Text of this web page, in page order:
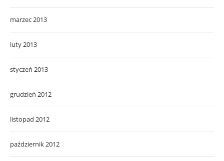
marzec 2013
luty 2013
styczeń 2013
grudzień 2012
listopad 2012
październik 2012